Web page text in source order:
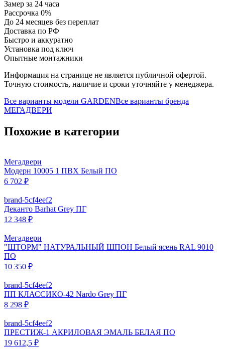
Замер за 24 часа
Рассрочка 0%
До 24 месяцев без переплат
Доставка по РФ
Быстро и аккуратно
Установка под ключ
Опытные монтажники
Информация на странице не является публичной офертой.
Точную стоимость, наличие и сроки уточняйте у менеджера.
Все варианты модели GARDENВсе варианты бренда
МЕГАДВЕРИ
Похожие в категории
Мегадвери
Модерн 10005 1 ПВХ Белый ПО
6 702 ₽
brand-5cf4eef2
Деканто Barhat Grey ПГ
12 348 ₽
Мегадвери
"ШТОРМ" НАТУРАЛЬНЫЙ ШПОН Белый ясень RAL 9010
ПО
10 350 ₽
brand-5cf4eef2
ПП КЛАССИКО-42 Nardo Grey ПГ
8 298 ₽
brand-5cf4eef2
ПРЕСТИЖ-1 АКРИЛОВАЯ ЭМАЛЬ БЕЛАЯ ПО
19 612,5 ₽